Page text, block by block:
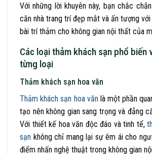
Với những lời khuyên này, bạn chắc
căn nhà trang trí đẹp mắt và ấn tượng
bài trí thảm cho không gian nội thất của
Các loại thảm khách sạn phổ biến
từng loại
Thảm khách sạn hoa văn
Thảm khách sạn hoa văn là một phần
tạo nên không gian sang trọng và đẳng
Với thiết kế hoa văn độc đáo và tinh tế,
sạn không chỉ mang lại sự êm ái cho
điểm nhấn nghệ thuật trong không gian